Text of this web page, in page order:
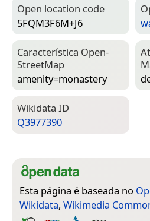
Open location code
5FQM3F6M+J6
Característica Open­
Street­Map
amenity=­monastery
Wiki­data ID
Q3977390
Esta página é baseada no
Wikidata, Wikimedia